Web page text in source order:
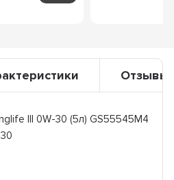
Отзывы
III 0W-30 (5л) GS55545M4